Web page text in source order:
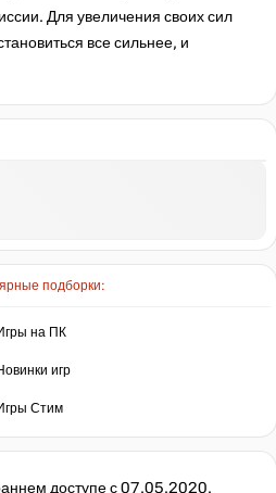
подборки:
на ПК
игр
Стим
Для увеличения своих сил
все сильнее, и
доступе с 07.05.2020.